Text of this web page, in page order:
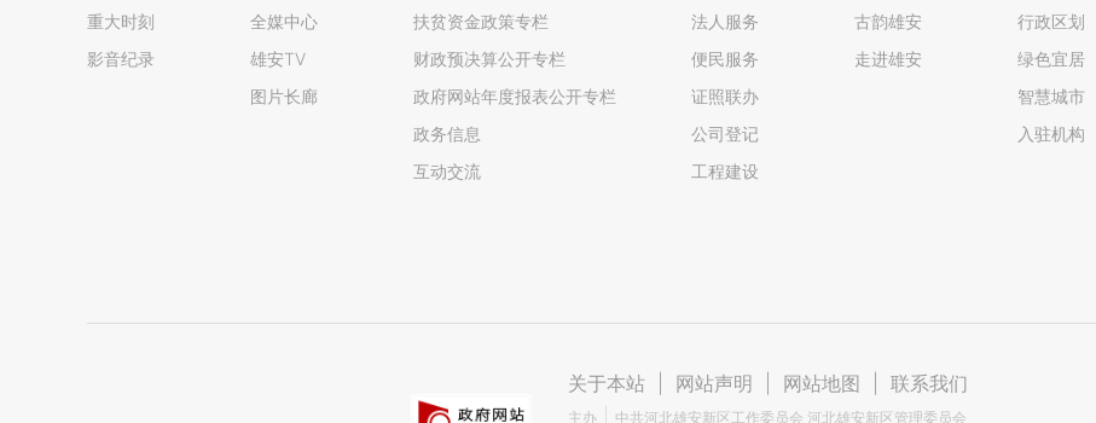
重大时刻
影音纪录
全媒中心
雄安TV
图片长廊
扶贫资金政策专栏
财政预决算公开专栏
政府网站年度报表公开专栏
政务信息
互动交流
法人服务
便民服务
证照联办
公司登记
工程建设
古韵雄安
走进雄安
行政区划
绿色宜居
智慧城市
入驻机构
关于本站 网站声明 网站地图 联系我们
主办 中共河北雄安新区工作委员会 河北雄安新区管理委员会